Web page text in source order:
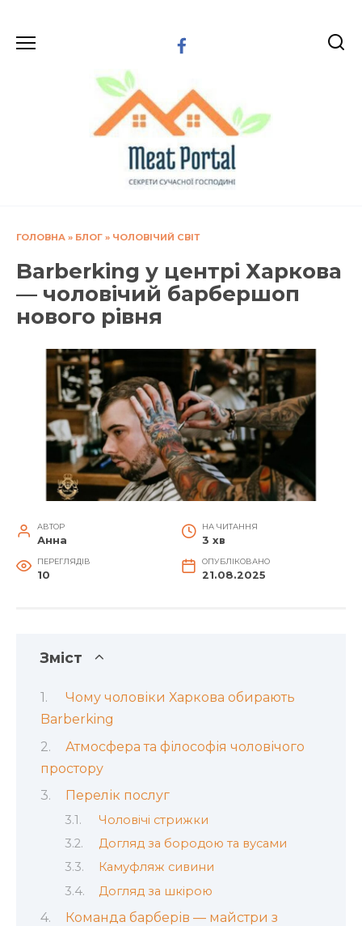
вмісту
ГОЛОВНА » БЛОГ » ЧОЛОВІЧИЙ СВІТ
Barberking у центрі Харкова
— чоловічий барбершоп
нового рівня
АВТОР
Анна
НА ЧИТАННЯ
3 хв
ПЕРЕГЛЯДІВ
10
ОПУБЛІКОВАНО
21.08.2025
Зміст
Чому чоловіки Харкова обирають
Barberking
Атмосфера та філософія чоловічого
простору
Перелік послуг
Чоловічі стрижки
Догляд за бородою та вусами
Камуфляж сивини
Догляд за шкірою
Команда барберів — майстри з